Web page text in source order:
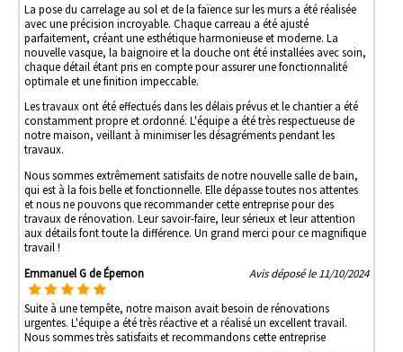
La pose du carrelage au sol et de la faïence sur les murs a été réalisée
avec une précision incroyable. Chaque carreau a été ajusté
parfaitement, créant une esthétique harmonieuse et moderne. La
nouvelle vasque, la baignoire et la douche ont été installées avec soin,
chaque détail étant pris en compte pour assurer une fonctionnalité
optimale et une finition impeccable.
Les travaux ont été effectués dans les délais prévus et le chantier a été
constamment propre et ordonné. L'équipe a été très respectueuse de
notre maison, veillant à minimiser les désagréments pendant les
travaux.
Nous sommes extrêmement satisfaits de notre nouvelle salle de bain,
qui est à la fois belle et fonctionnelle. Elle dépasse toutes nos attentes
et nous ne pouvons que recommander cette entreprise pour des
travaux de rénovation. Leur savoir-faire, leur sérieux et leur attention
aux détails font toute la différence. Un grand merci pour ce magnifique
travail !
Emmanuel G de Épernon
Avis déposé le 11/10/2024
Suite à une tempête, notre maison avait besoin de rénovations
urgentes. L'équipe a été très réactive et a réalisé un excellent travail.
Nous sommes très satisfaits et recommandons cette entreprise